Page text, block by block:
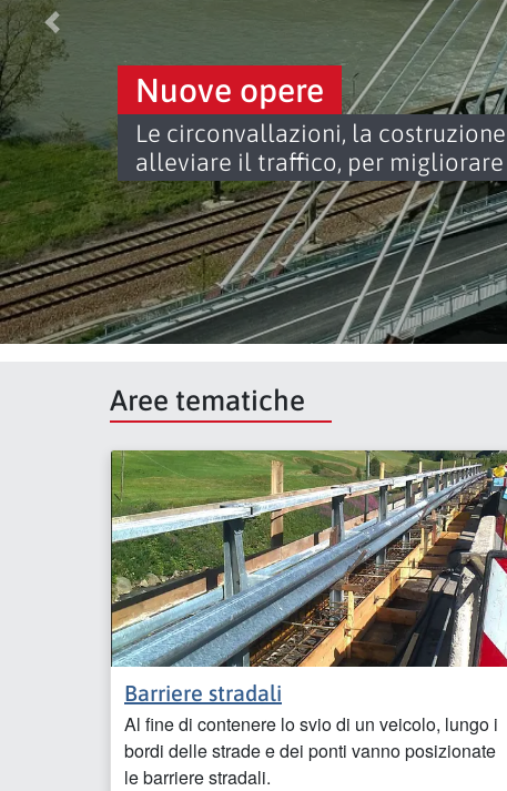
Nuove opere
Le circonvallazioni, la
alleviare il traffico, per
Precedente
Aree tematiche
Barriere stradali
Al fine di contenere lo svio di un veicolo, lungo i
bordi delle strade e dei ponti vanno posizionate
le barriere stradali.